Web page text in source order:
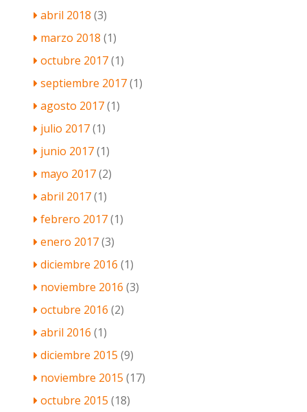
abril 2018 (3)
marzo 2018 (1)
octubre 2017(1)
septiembre 2017(1)
agosto 2017(1)
julio 2017(1)
junio 2017(1)
mayo 2017(2)
abril 2017(1)
febrero 2017(1)
enero 2017(3)
diciembre 2016 (1)
noviembre 2016 (3)
octubre 2016 (2)
abril 2016 (1)
diciembre 2015 (9)
noviembre 2015 (17)
octubre 2015 (18)